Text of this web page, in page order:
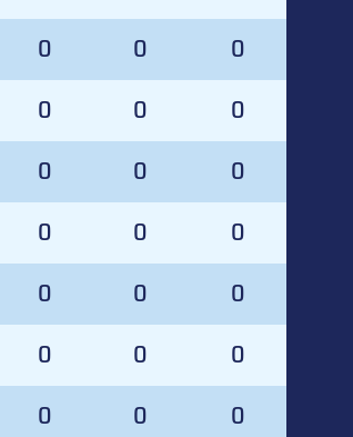
0 0
0
0 0
0
0 0
0
0 0
0
0 0
0
0 0
0
0 0
0